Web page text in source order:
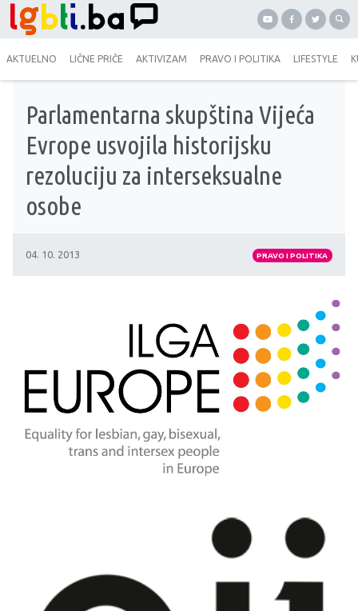
AKTUELNO LIČNE PRIČE AKTIVIZAM PRAVO I POLITIKA LIFESTYLE
Parlamentarna skupština Vijeća
Evrope usvojila historijsku
rezoluciju za interseksualne
osobe
04. 10. 2013 PRAVO I POLITIKA